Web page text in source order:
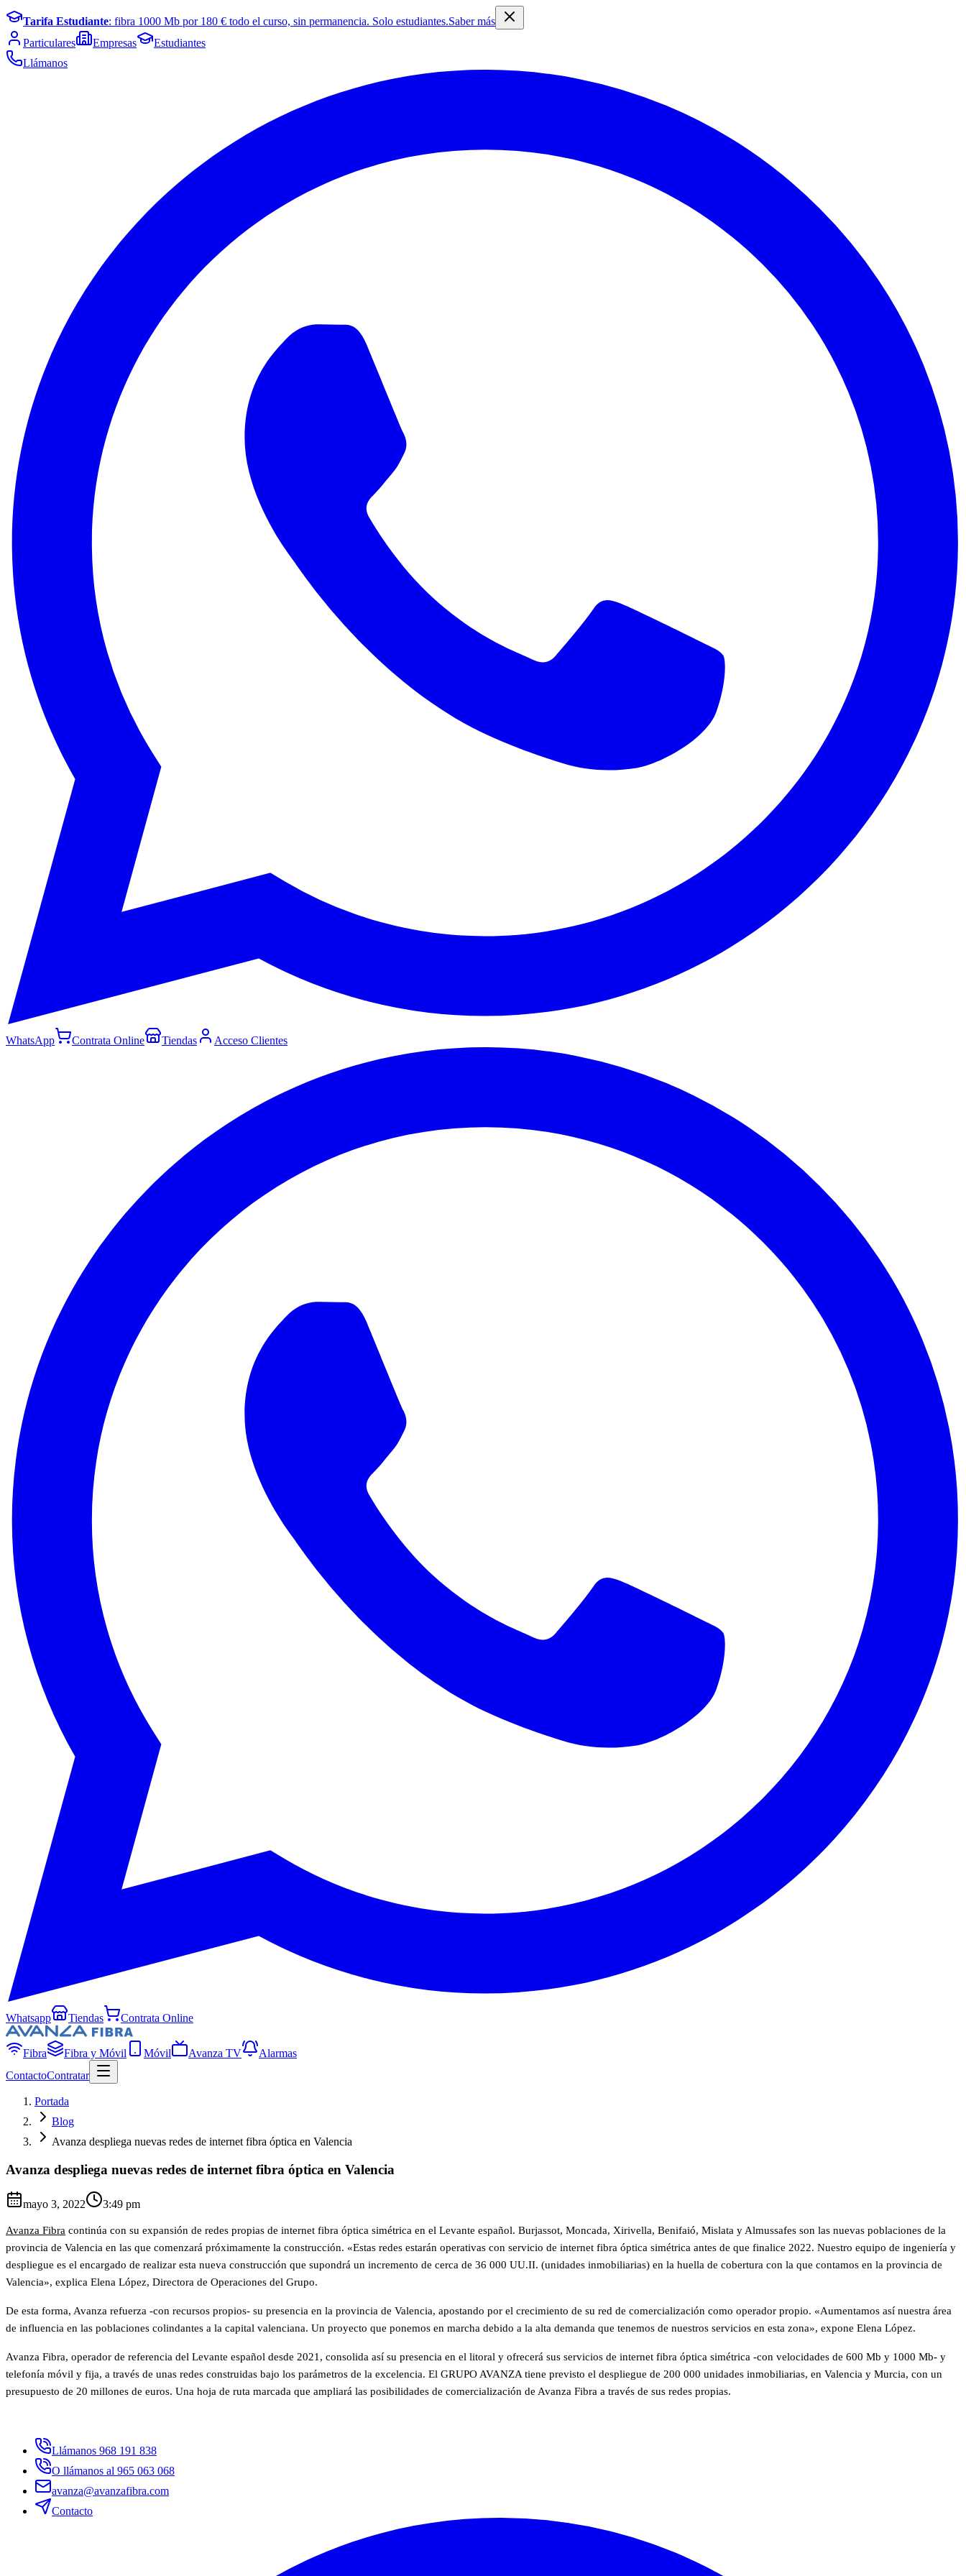
Tarifa Estudiante: fibra 1000 Mb por 180 € todo el curso, sin permanencia. Solo estudiantes.Saber más
Particulares
Empresas
Estudiantes
Llámanos
WhatsApp Contrata Online Tiendas Acceso Clientes
Whatsapp Tiendas Contrata Online
Fibra Fibra y Móvil Móvil Avanza TV
Alarmas
ContactoContratar
Portada
Blog
Avanza despliega nuevas redes de internet fibra óptica en Valencia
Avanza despliega nuevas redes de internet fibra óptica en Valencia
mayo 3, 2022 3:49 pm
Avanza Fibra continúa con su expansión de redes propias de internet fibra óptica simétrica en el Levante español. Burjassot, Moncada, Xirivella, Benifaió, Mislata y Almussafes son las nuevas poblaciones de la
provincia de Valencia en las que comenzará próximamente la construcción. «Estas redes estarán operativas con servicio de internet fibra óptica simétrica antes de que finalice 2022. Nuestro equipo de ingeniería y
despliegue es el encargado de realizar esta nueva construcción que supondrá un incremento de cerca de 36 000 UU.II. (unidades inmobiliarias) en la huella de cobertura con la que contamos en la provincia de
Valencia», explica Elena López, Directora de Operaciones del Grupo.
De esta forma, Avanza refuerza -con recursos propios- su presencia en la provincia de Valencia, apostando por el crecimiento de su red de comercialización como operador propio. «Aumentamos así nuestra área
de influencia en las poblaciones colindantes a la capital valenciana. Un proyecto que ponemos en marcha debido a la alta demanda que tenemos de nuestros servicios en esta zona», expone Elena López.
Avanza Fibra, operador de referencia del Levante español desde 2021, consolida así su presencia en el litoral y ofrecerá sus servicios de internet fibra óptica simétrica -con velocidades de 600 Mb y 1000 Mb- y
telefonía móvil y fija, a través de unas redes construidas bajo los parámetros de la excelencia. El GRUPO AVANZA tiene previsto el despliegue de 200 000 unidades inmobiliarias, en Valencia y Murcia, con un
presupuesto de 20 millones de euros. Una hoja de ruta marcada que ampliará las posibilidades de comercialización de Avanza Fibra a través de sus redes propias.
Llámanos 968 191 838
O llámanos al 965 063 068
avanza@avanzafibra.com
Contacto